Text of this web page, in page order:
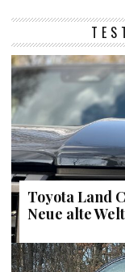
Toyota Land
Neue alte Welt